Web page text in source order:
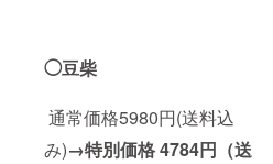
◯豆柴
通常価格5980円(送料込
み)→特別価格4784円（送